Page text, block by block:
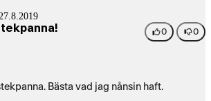
27.8.2019
0 0
Bästa vad jag nånsin haft.